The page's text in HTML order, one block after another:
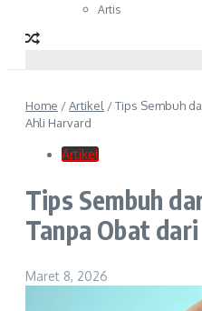
Artis
Home /Artikel /Tips Sembuh
Ahli Harvard
Artikel
Tips Sembuh
Tanpa Obat
Maret 8, 2026